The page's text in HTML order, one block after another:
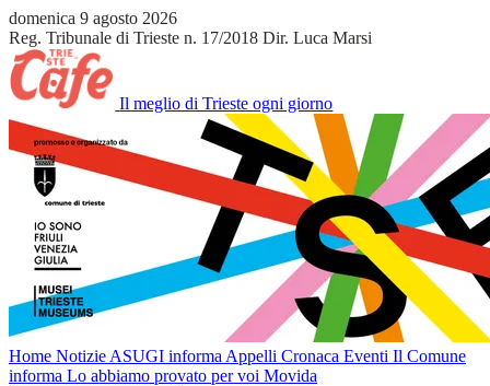
domenica 9 agosto 2026
Reg. Tribunale di Trieste n. 17/2018 Dir. Luca Marsi
Il meglio di Trieste ogni giorno
Home Notizie ASUGI informa Appelli Cronaca Eventi Il Comune
informa Lo abbiamo provato per voi Movida